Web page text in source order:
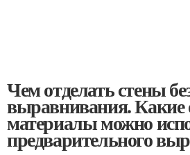
Чем отделать стены
выравнивания. Какие
материалы можно
предварительного